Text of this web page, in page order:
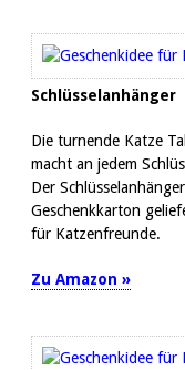
Schlüsselanhänger
Die turnende Katze
macht an jedem
Der
Geschenkkarton
für Katzenfreunde.
Zu Amazon »